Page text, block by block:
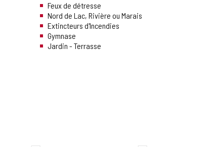
Feux de détresse
Nord de Lac, Rivière ou Marais
Extincteurs d'Incendies
Gymnase
Jardin - Terrasse